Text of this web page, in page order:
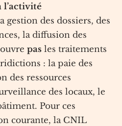
l’activité
gestion des dossiers, des
la diffusion des
pas les traitements
: la paie des
des ressources
des locaux, le
Pour ces
courante, la CNIL